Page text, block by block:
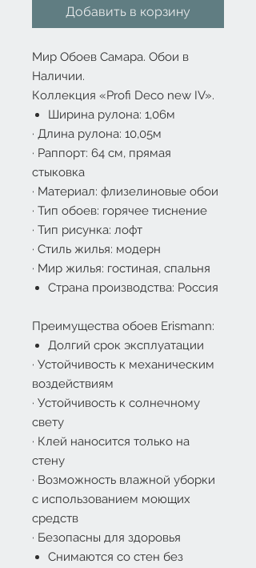
Добавить в корзину
Мир Обоев Самара. Обои в
Наличии.
Коллекция «Profi Deco new IV».
Ширина рулона: 1,06м
· Длина рулона: 10,05м
· Раппорт: 64 см, прямая
стыковка
· Материал: флизелиновые обои
· Тип обоев: горячее тиснение
· Тип рисунка: лофт
· Стиль жилья: модерн
· Мир жилья: гостиная, спальня
Страна производства: Россия
Преимущества обоев Erismann:
Долгий срок эксплуатации
· Устойчивость к механическим
воздействиям
· Устойчивость к солнечному
свету
· Клей наносится только на
стену
· Возможность влажной уборки
с использованием моющих
средств
· Безопасны для здоровья
Снимаются со стен без